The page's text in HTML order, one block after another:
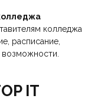
колледжа
расписание,
возможности.
IT